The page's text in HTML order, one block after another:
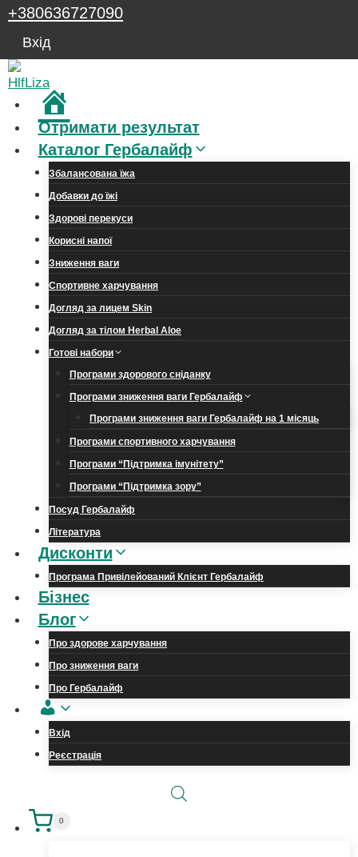
Перейти
+380636727090
Вхід
Отримати результат
Каталог Гербалайф
Збалансована їжа
Добавки до їжі
Здорові перекуси
Корисні напої
Зниження ваги
Спортивне харчування
Догляд за лицем Skin
Догляд за тілом Herbal Aloe
Готові набори
Програми здорового сніданку
Програми зниження ваги Гербалайф
Програми зниження ваги Гербалайф на 1 місяць
Програми спортивного харчування
Програми “Підтримка імунітету”
Програми “Підтримка зору”
Посуд Гербалайф
Література
Дисконти
Програма Привілейований Клієнт Гербалайф
Бізнес
Блог
Про здорове харчування
Про зниження ваги
Про Гербалайф
Обліковий
запис
Вхід
Реєстрація
0